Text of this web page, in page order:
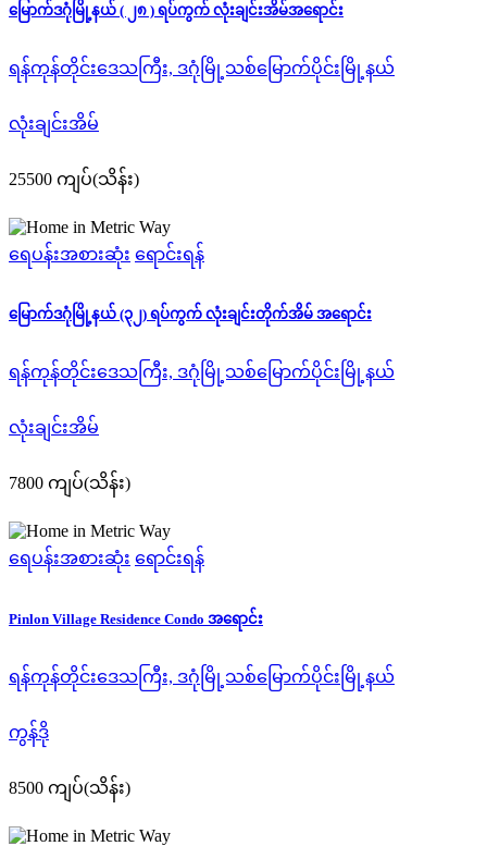
မြောက်ဒဂုံမြို့နယ် ( ၂၈ ) ရပ်ကွက် လုံးချင်းအိမ်အရောင်း
ရန်ကုန်တိုင်းဒေသကြီး, ဒဂုံမြို့သစ်မြောက်ပိုင်းမြို့နယ်
လုံးချင်းအိမ်
25500 ကျပ်(သိန်း)
ရေပန်းအစားဆုံး ရောင်းရန်
မြောက်ဒဂုံမြို့နယ် (၃၂) ရပ်ကွက် လုံးချင်းတိုက်အိမ် အရောင်း
ရန်ကုန်တိုင်းဒေသကြီး, ဒဂုံမြို့သစ်မြောက်ပိုင်းမြို့နယ်
လုံးချင်းအိမ်
7800 ကျပ်(သိန်း)
ရေပန်းအစားဆုံး ရောင်းရန်
Pinlon Village Residence Condo အရောင်း
ရန်ကုန်တိုင်းဒေသကြီး, ဒဂုံမြို့သစ်မြောက်ပိုင်းမြို့နယ်
ကွန်ဒို
8500 ကျပ်(သိန်း)